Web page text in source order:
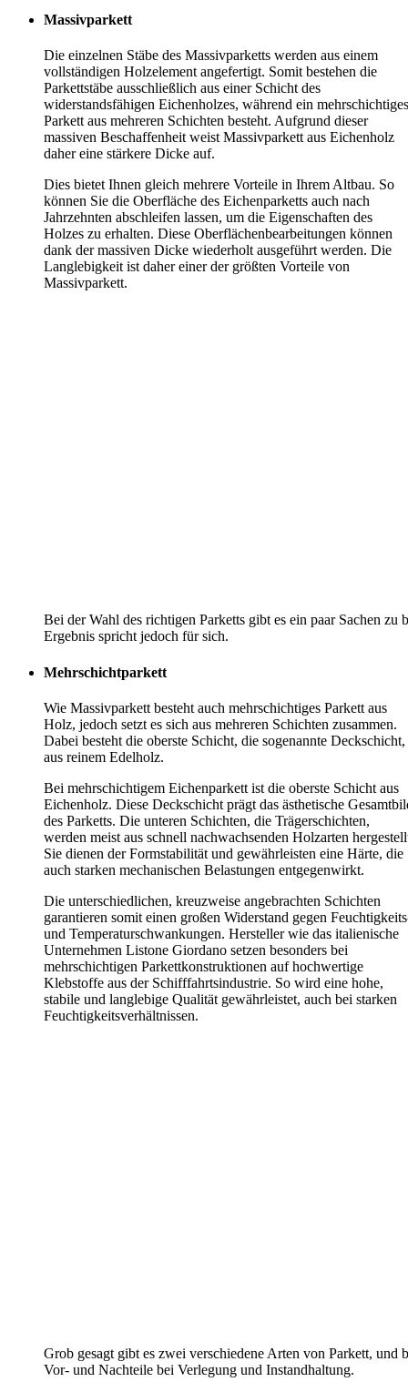
Massivparkett
Die einzelnen Stäbe des Massivparketts werden aus einem
vollständigen Holzelement angefertigt. Somit bestehen die
Parkettstäbe ausschließlich aus einer Schicht des
widerstandsfähigen Eichenholzes, während ein mehrschichtiges
Parkett aus mehreren Schichten besteht. Aufgrund dieser
massiven Beschaffenheit weist Massivparkett aus Eichenholz
daher eine stärkere Dicke auf.
Dies bietet Ihnen gleich mehrere Vorteile in Ihrem Altbau. So
können Sie die Oberfläche des Eichenparketts auch nach
Jahrzehnten abschleifen lassen, um die Eigenschaften des
Holzes zu erhalten. Diese Oberflächenbearbeitungen können
dank der massiven Dicke wiederholt ausgeführt werden. Die
Langlebigkeit ist daher einer der größten Vorteile von
Massivparkett.
Bei der Wahl des richtigen Parketts gibt es ein paar Sachen zu
Ergebnis spricht jedoch für sich.
Mehrschichtparkett
Wie Massivparkett besteht auch mehrschichtiges Parkett aus
Holz, jedoch setzt es sich aus mehreren Schichten zusammen.
Dabei besteht die oberste Schicht, die sogenannte Deckschicht,
aus reinem Edelholz.
Bei mehrschichtigem Eichenparkett ist die oberste Schicht aus
Eichenholz. Diese Deckschicht prägt das ästhetische
des Parketts. Die unteren Schichten, die Trägerschichten,
werden meist aus schnell nachwachsenden Holzarten
Sie dienen der Formstabilität und gewährleisten eine Härte, die
auch starken mechanischen Belastungen entgegenwirkt.
Die unterschiedlichen, kreuzweise angebrachten Schichten
garantieren somit einen großen Widerstand gegen
und Temperaturschwankungen. Hersteller wie das italienische
Unternehmen Listone Giordano setzen besonders bei
mehrschichtigen Parkettkonstruktionen auf hochwertige
Klebstoffe aus der Schifffahrtsindustrie. So wird eine hohe,
stabile und langlebige Qualität gewährleistet, auch bei starken
Feuchtigkeitsverhältnissen.
Grob gesagt gibt es zwei verschiedene Arten von Parkett, und
Vor- und Nachteile bei Verlegung und Instandhaltung.